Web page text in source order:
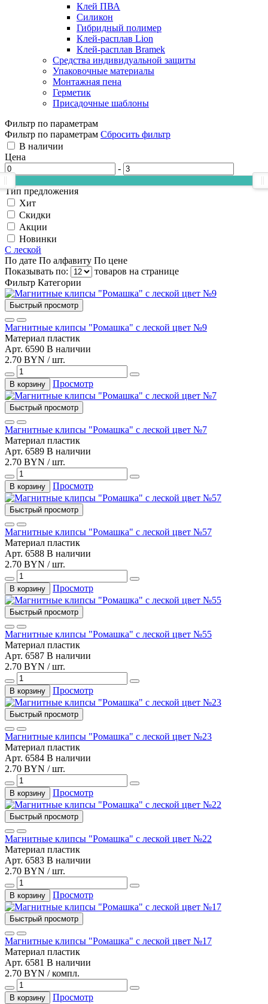
Клей ПВА
Силикон
Гибридный полимер
Клей-расплав Lion
Клей-расплав Bramek
Средства индивидуальной защиты
Упаковочные материалы
Монтажная пена
Герметик
Присадочные шаблоны
Фильтр по параметрам
Фильтр по параметрам Сбросить фильтр
В наличии
Цена
-
Тип предложения
Хит
Скидки
Акции
Новинки
С леской
По дате По алфавиту По цене
Показывать по:
товаров на странице
Фильтр Категории
Быстрый просмотр
Магнитные клипсы "Ромашка" с леской цвет №9
Материал пластик
Арт. 6590 В наличии
2.70 BYN / шт.
В корзину Просмотр
Быстрый просмотр
Магнитные клипсы "Ромашка" с леской цвет №7
Материал пластик
Арт. 6589 В наличии
2.70 BYN / шт.
В корзину Просмотр
Быстрый просмотр
Магнитные клипсы "Ромашка" с леской цвет №57
Материал пластик
Арт. 6588 В наличии
2.70 BYN / шт.
В корзину Просмотр
Быстрый просмотр
Магнитные клипсы "Ромашка" с леской цвет №55
Материал пластик
Арт. 6587 В наличии
2.70 BYN / шт.
В корзину Просмотр
Быстрый просмотр
Магнитные клипсы "Ромашка" с леской цвет №23
Материал пластик
Арт. 6584 В наличии
2.70 BYN / шт.
В корзину Просмотр
Быстрый просмотр
Магнитные клипсы "Ромашка" с леской цвет №22
Материал пластик
Арт. 6583 В наличии
2.70 BYN / шт.
В корзину Просмотр
Быстрый просмотр
Магнитные клипсы "Ромашка" с леской цвет №17
Материал пластик
Арт. 6581 В наличии
2.70 BYN / компл.
В корзину Просмотр